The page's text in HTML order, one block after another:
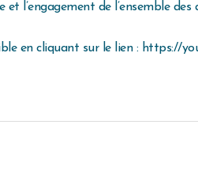
et l’engagement de l’ensemble
en cliquant sur le lien : https://